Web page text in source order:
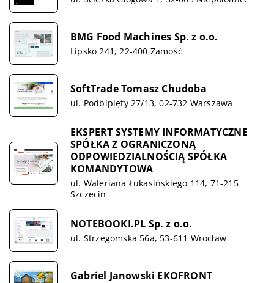
BMG Food Machines Sp. z o.o.
Lipsko 241, 22-400 Zamość
SoftTrade Tomasz Chudoba
ul. Podbipięty 27/13, 02-732 Warszawa
EKSPERT SYSTEMY INFORMATYCZNE
SPÓŁKA Z OGRANICZONĄ
ODPOWIEDZIALNOŚCIĄ SPÓŁKA
KOMANDYTOWA
ul. Waleriana Łukasińskiego 114, 71-215
Szczecin
NOTEBOOKI.PL Sp. z o.o.
ul. Strzegomska 56a, 53-611 Wrocław
Gabriel Janowski EKOFRONT